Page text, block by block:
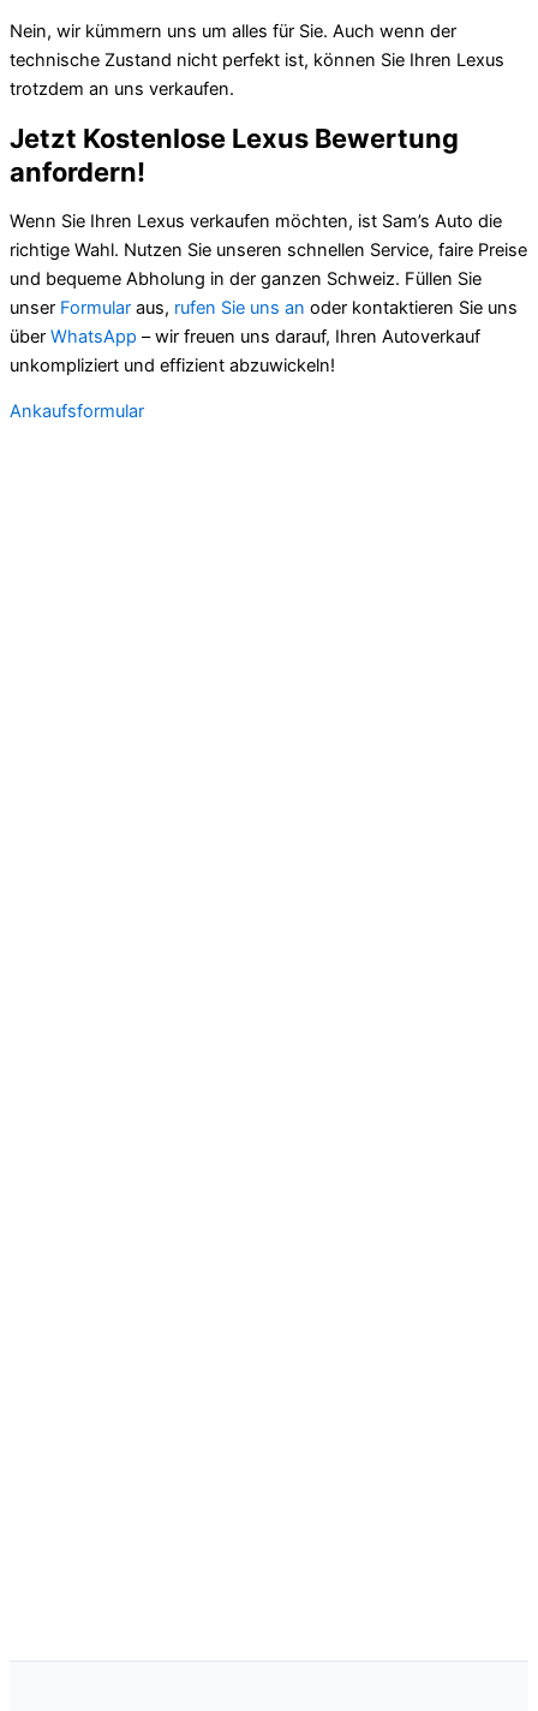
Nein, wir kümmern uns um alles für Sie. Auch wenn der
technische Zustand nicht perfekt ist, können Sie Ihren Lexus
trotzdem an uns verkaufen.
Jetzt Kostenlose Lexus Bewertung
anfordern!
Wenn Sie Ihren Lexus verkaufen möchten, ist Sam’s Auto die
richtige Wahl. Nutzen Sie unseren schnellen Service, faire Preise
und bequeme Abholung in der ganzen Schweiz. Füllen Sie
unser Formular aus, rufen Sie uns an oder kontaktieren Sie uns
über WhatsApp – wir freuen uns darauf, Ihren Autoverkauf
unkompliziert und effizient abzuwickeln!
Ankaufsformular